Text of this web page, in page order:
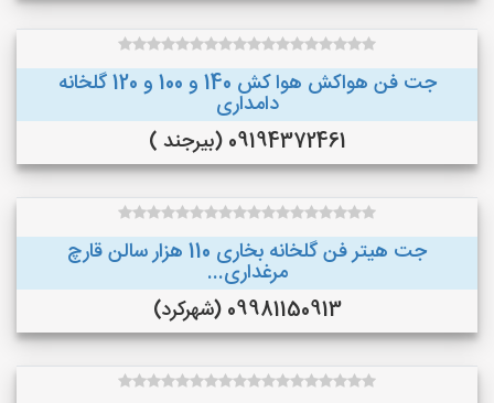
جت فن هواکش هوا کش 140 و 100 و 120 گلخانه
دامداری
09194372461 (بیرجند )
جت هیتر فن گلخانه بخاری 110 هزار سالن قارچ
مرغداری...
09981150913 (شهرکرد)